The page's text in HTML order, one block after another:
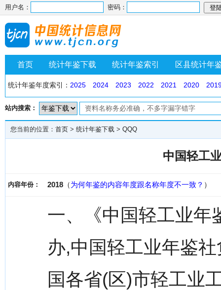
用户名： 密码：
首页 统计年鉴下载 统计年鉴索引 区县统计年
统计年鉴年度索引： 2025 2024 2023 2022 2021 2020
站内搜索：
您当前的位置： 首页 > 统计年鉴下载 > QQQ
中国轻工
内容年份： 2018 （为何年鉴的内容年度跟名称年度不一致？ ）
一、《中国轻工业年
办,中国轻工业年鉴
国各省(区)市轻工业